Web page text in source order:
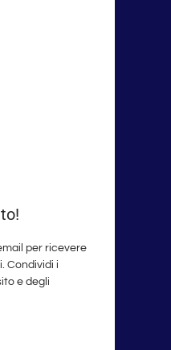
per ricevere
Condividi i
e degli